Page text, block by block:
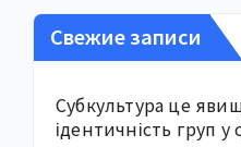
Свежие записи
Субкультура це
ідентичність груп у